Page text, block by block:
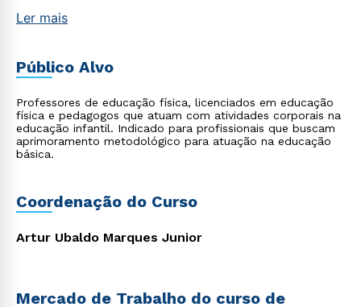
Ler mais
Público Alvo
Professores de educação física, licenciados em educação
física e pedagogos que atuam com atividades corporais na
educação infantil. Indicado para profissionais que buscam
aprimoramento metodológico para atuação na educação
básica.
Coordenação do Curso
Artur Ubaldo Marques Junior
Mercado de Trabalho do curso de